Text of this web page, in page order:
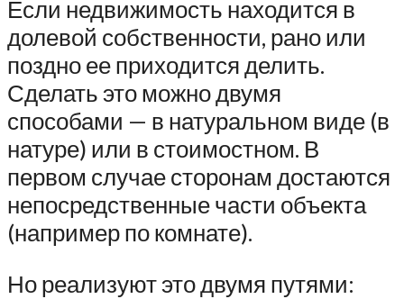
Если недвижимость находится в
долевой собственности, рано или
поздно ее приходится делить.
Сделать это можно двумя
способами — в натуральном виде (в
натуре) или в стоимостном. В
первом случае сторонам достаются
непосредственные части объекта
(например по комнате).
Но реализуют это двумя путями: